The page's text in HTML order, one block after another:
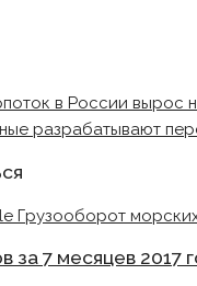
в России вырос
разрабатывают
7 месяцев 2017